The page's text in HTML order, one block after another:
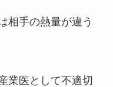
相手の熱量が違う
業医として不適切